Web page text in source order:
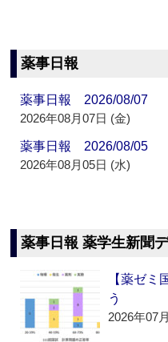
薬事日報
薬事日報 2026/08/07
2026年08月07日 (金)
薬事日報 2026/08/05
2026年08月05日 (水)
薬事日報 薬学生新聞
【薬ゼミ
う
2026年07